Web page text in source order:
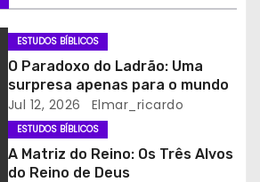
ESTUDOS BÍBLICOS
O Paradoxo do Ladrão: Uma
surpresa apenas para o mundo
Jul 12, 2026 Elmar_ricardo
ESTUDOS BÍBLICOS
A Matriz do Reino: Os Três Alvos
do Reino de Deus